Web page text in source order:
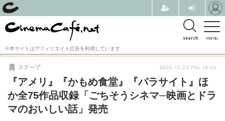
menu
search
※本サイトはアフィリエイト広告を利用しています
『アメリ』『かもめ食堂』『パラサイト』ほ
か全75作品収録「ごちそうシネマ─映画とドラ
マのおいしい話」発売
スクープ 2025.10.23 Thu 19:00